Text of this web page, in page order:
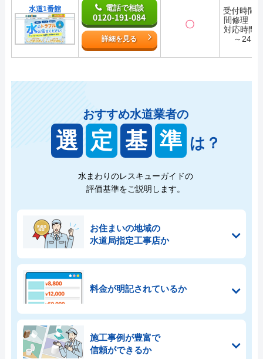
水道1番館 電話で相談
0120-191-084
詳細を見る
〇
受付時間
間修理・
対応時間
～24:00
おすすめ水道業者の
選 定 基 準 は？
水まわりのレスキューガイドの
評価基準をご説明します。
お住まいの地域の
水道局指定工事店か
料金が明記されているか
施工事例が豊富で
信頼ができるか